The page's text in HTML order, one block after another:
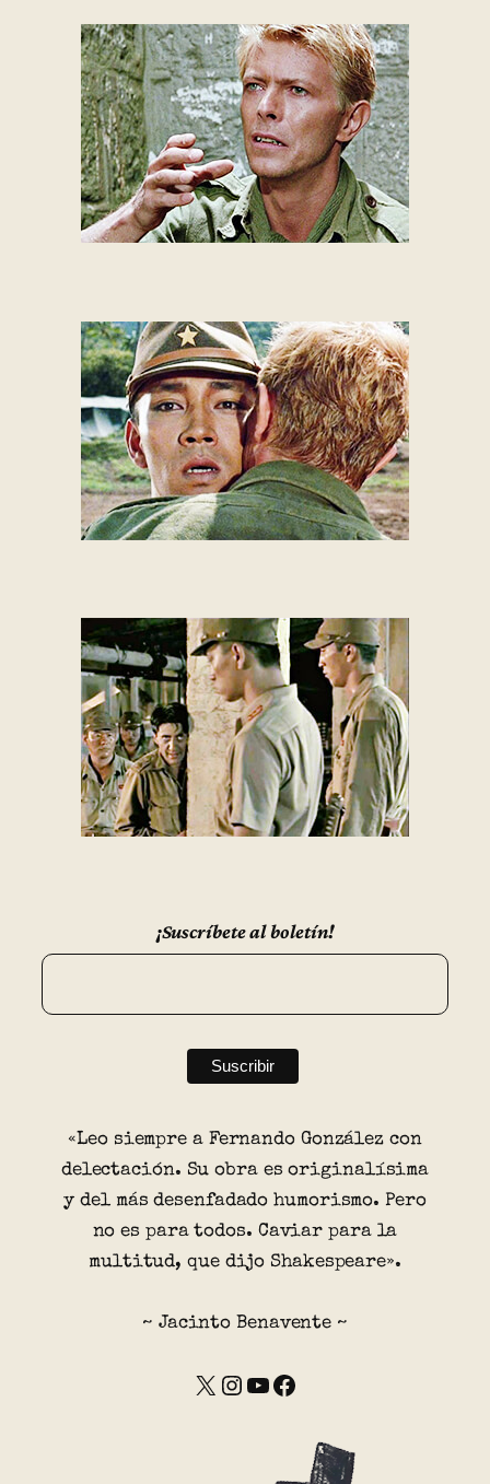
¡Suscríbete al boletín!
«Leo siempre a Fernando González con
delectación. Su obra es originalísima
y del más desenfadado humorismo. Pero
no es para todos. Caviar para la
multitud, que dijo Shakespeare».
~ Jacinto Benavente ~
X Instagram YouTube Facebook